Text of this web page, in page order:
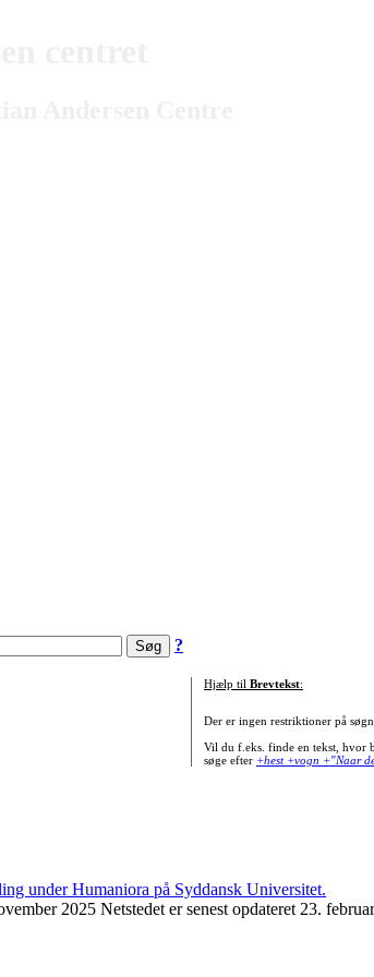
?
Hjælp til Brevtekst:
Der er ingen restriktioner på
Vil du f.eks. finde en tekst, hvor
søge efter +hest +vogn +"Naar
2025 Netstedet er senest opdateret 23.